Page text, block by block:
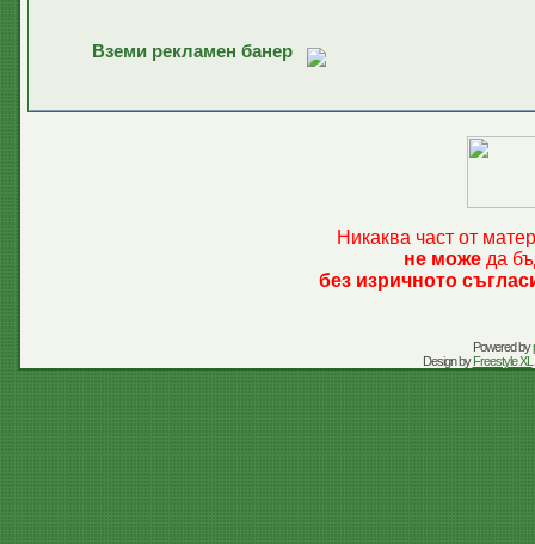
Вземи рекламен банер
Никаква част от
не може да
без изричното
Powered by
Design byFreestyle XL